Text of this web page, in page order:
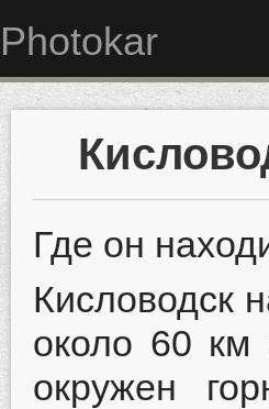
Photokar
Где он
Кисловодск
около 60 км
окружен